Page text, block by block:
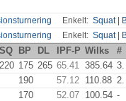
Enkelt: Squat|
Enkelt: Squat|
SQ BP DL IPF-P Wilks
#
220 175 265 65.41 385.64 3.
190 57.12 110.88 2.
170 52.07 100.54 -